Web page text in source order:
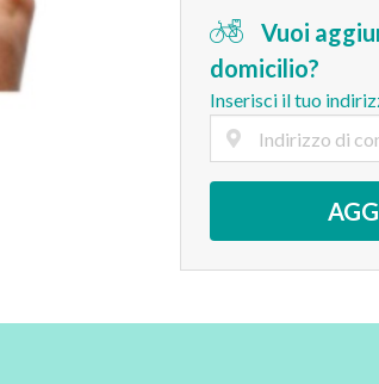
Vuoi
domicilio?
Inserisci il tuo